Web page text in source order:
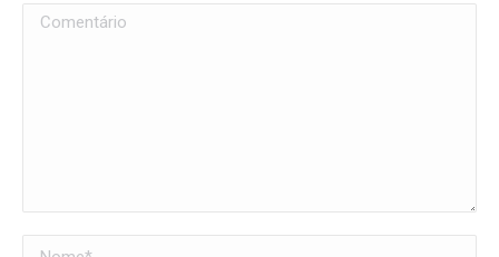
Comentário
Nome *